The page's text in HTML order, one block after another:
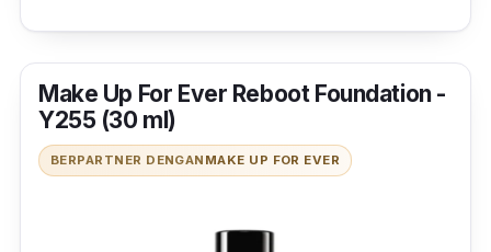
Make Up For Ever Reboot Foundation -
Y255 (30 ml)
BERPARTNER DENGAN MAKE UP FOR EVER